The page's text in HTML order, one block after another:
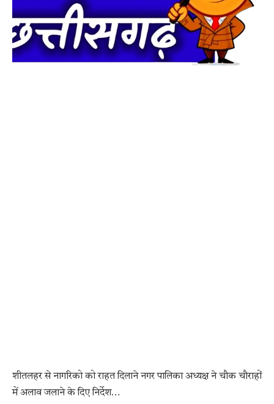
शीतलहर से नागरिको को राहत दिलाने नगर पालिका अध्यक्ष ने चौक चौराहों
में अलाव जलाने के दिए निर्देश…